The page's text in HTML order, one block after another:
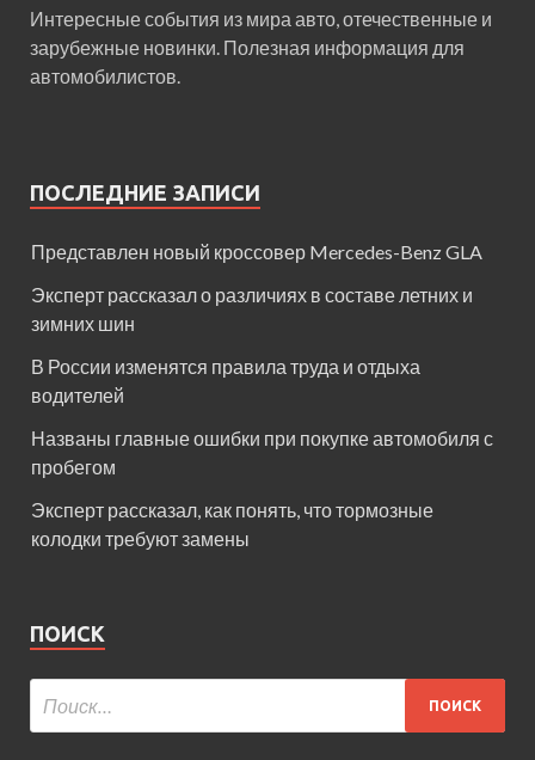
Интересные события из мира авто, отечественные и
зарубежные новинки. Полезная информация для
автомобилистов.
ПОСЛЕДНИЕ ЗАПИСИ
Представлен новый кроссовер Mercedes-Benz GLA
Эксперт рассказал о различиях в составе летних и
зимних шин
В России изменятся правила труда и отдыха
водителей
Названы главные ошибки при покупке автомобиля с
пробегом
Эксперт рассказал, как понять, что тормозные
колодки требуют замены
ПОИСК